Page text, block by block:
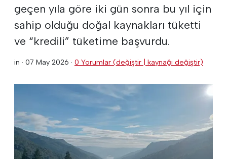
geçen yıla göre iki gün sonra bu yıl için
sahip olduğu doğal kaynakları tüketti
ve “kredili” tüketime başvurdu.
in · 07 May 2026 · 0 Yorumlar (değiştir | kaynağı değiştir)